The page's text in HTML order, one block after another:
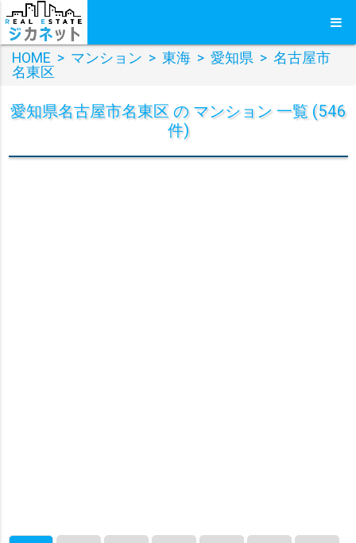
HOME > マンション > 東海 > 愛知県 > 名古屋市
名東区
愛知県名古屋市名東区 の マンション 一覧 (546
件)